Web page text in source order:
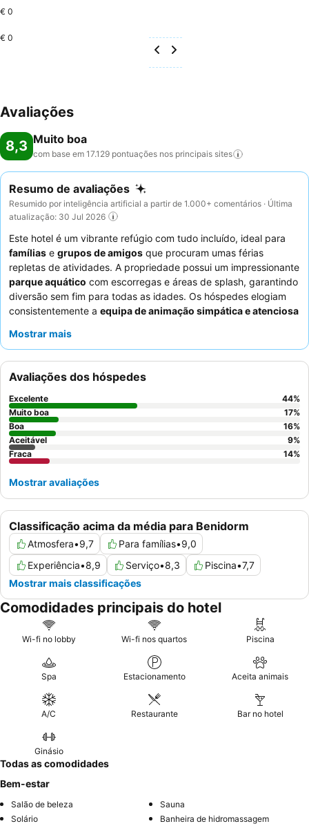
€ 0
€ 0
Avaliações
8,3 Muito boa
com base em 17.129 pontuações nos principais sites
Resumo de avaliações
Resumido por inteligência artificial a partir de 1.000+ comentários · Última
atualização: 30 Jul 2026
Este hotel é um vibrante refúgio com tudo incluído, ideal para
famílias e grupos de amigos que procuram umas férias
repletas de atividades. A propriedade possui um impressionante
parque aquático com escorregas e áreas de splash, garantindo
diversão sem fim para todas as idades. Os hóspedes elogiam
consistentemente a equipa de animação simpática e atenciosa
e jantares temáticos. Para uma experiência mais exclusiva,
para ter acesso a atividades adicionais e restaurantes
temáticos.
Mostrar mais
Classificação acima da média para Benidorm
Atmosfera•9,7 Para famílias•9,0
Experiência•8,9 Serviço•8,3 Piscina•7,7
Mostrar mais classificações
Avaliações dos hóspedes
Excelente 44%
Muito boa
17%
Boa
16%
Aceitável
9%
Fraca
14%
Mostrar avaliações
Comodidades principais do hotel
Wi-fi no lobby Wi-fi nos quartos Piscina
Spa Estacionamento Aceita animais
A/C Restaurante Bar no hotel
Ginásio
Todas as comodidades
Bem-estar
Salão de beleza
Sauna
Solário
Banheira de hidromassagem